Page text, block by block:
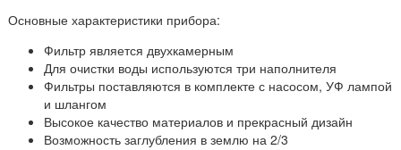
Основные характеристики прибора:
Фильтр является двухкамерным
Для очистки воды используются три наполнителя
Фильтры поставляются в комплекте с насосом, УФ лампой
и шлангом
Высокое качество материалов и прекрасный дизайн
Возможность заглубления в землю на 2/3